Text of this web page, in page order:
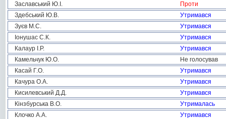
Заславський Ю.І.
Проти
Здебський Ю.В.
Утримався
Зуєв М.С.
Утримався
Іонушас С.К.
Утримався
Калаур І.Р.
Утримався
Камельчук Ю.О.
Не голосував
Касай Г.О.
Утримався
Качура О.А.
Утримався
Кисилевський Д.Д.
Утримався
Кінзбурська В.О.
Утрималась
Клочко А.А.
Утримався